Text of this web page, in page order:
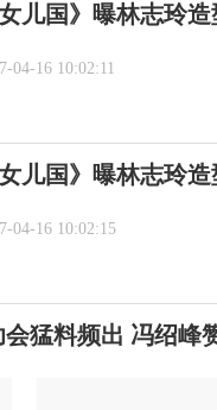
女儿国》曝林志玲
04-16 10:02:11
女儿国》曝林志玲
04-16 10:02:15
会猛料频出 冯绍峰